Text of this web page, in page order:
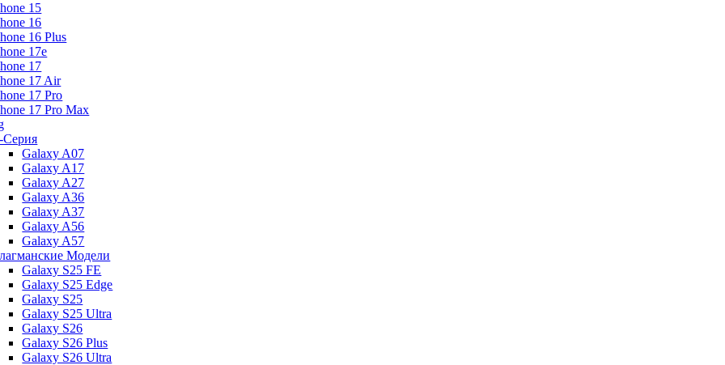
15
16
16 Plus
17e
17
17 Air
17 Pro
17 Pro Max
Galaxy A07
Galaxy A17
Galaxy A27
Galaxy A36
Galaxy A37
Galaxy A56
Galaxy A57
Модели
Galaxy S25 FE
Galaxy S25 Edge
Galaxy S25
Galaxy S25 Ultra
Galaxy S26
Galaxy S26 Plus
Galaxy S26 Ultra